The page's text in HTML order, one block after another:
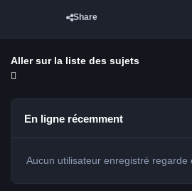
Share
Aller sur la liste des sujets
En ligne récemment
Aucun utilisateur enregistré regarde